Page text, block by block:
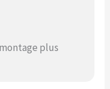
plus